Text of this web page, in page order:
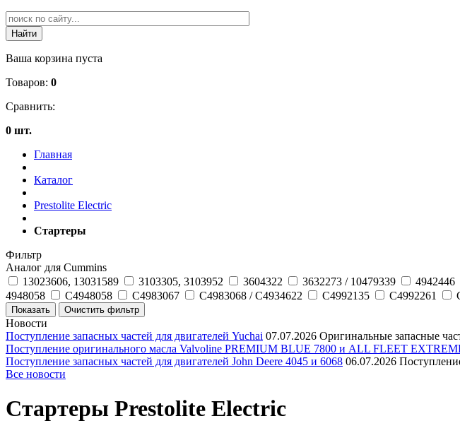
Ваша корзина пуста
Товаров: 0
Сравнить:
0 шт.
Главная
Каталог
Prestolite Electric
Стартеры
Фильтр
Аналог для Cummins
13023606, 13031589
3103305, 3103952 3604322 3632273 / 10479339 4942446
4948058
C4948058 C4983067 C4983068 / C4934622 C4992135 C4992261
Новости
Поступление запасных частей для двигателей Yuchai 07.07.2026 Оригинальные запасные
Поступление оригинального масла Valvoline PREMIUM BLUE 7800 и ALL FLEET
Поступление запасных частей для двигателей John Deere 4045 и 6068 06.07.2026
Все новости
Стартеры Prestolite Electric